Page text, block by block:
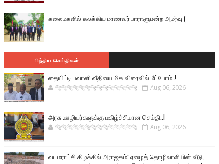
கலைமகளில் கலக்கிய மாணவர் பாராளுமன்ற அமர்வு (
பிந்திய செய்திகள்
தையிட்டி பவானி வீதியை மிக விரைவில் மீட்போம்..!
🐅🐅🐅🐅🐅🐅🐆🐆🐆🐆🐆🐆🐆🐆 Aug 06, 2026
அரசு ஊழியர்களுக்கு மகிழ்ச்சியான செய்தி..!
🐅🐅🐅🐅🐅🐅🐆🐆🐆🐆🐆🐆🐆🐆 Aug 06, 2026
வடமராட்சி கிழக்கில் அராஜகம்: ஏழைத் தொழிலாளியின் வீடு,